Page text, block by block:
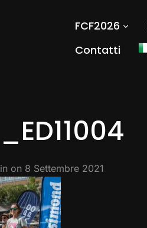
FCF2026
Contatti
_ED11004
in on 8 Settembre 2021